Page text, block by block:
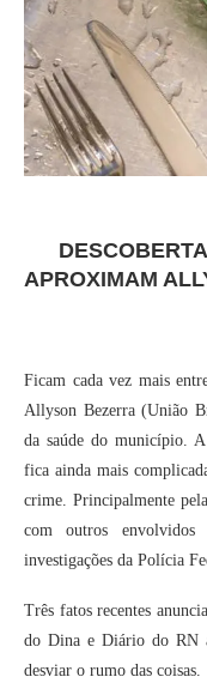
APROXIMAM
Ficam cada vez mais
Allyson Bezerra (União
da saúde do município.
fica ainda mais
crime. Principalmente
com outros
investigações da Polícia
Três fatos recentes
do Dina e Diário do RN
desviar o rumo das coisas.